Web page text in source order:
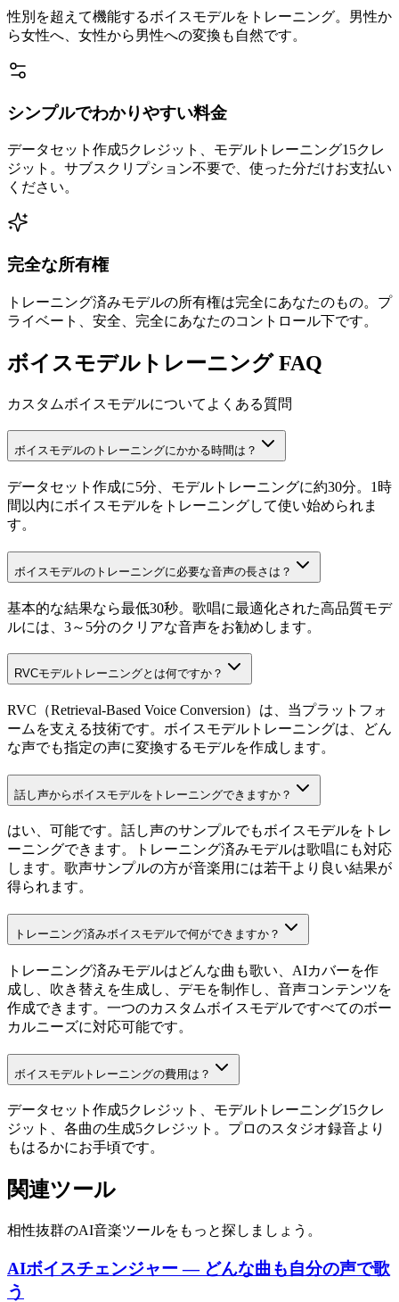
性別を超えて機能するボイスモデルをトレーニング。男性か
ら女性へ、女性から男性への変換も自然です。
シンプルでわかりやすい料金
データセット作成5クレジット、モデルトレーニング15クレ
ジット。サブスクリプション不要で、使った分だけお支払い
ください。
完全な所有権
トレーニング済みモデルの所有権は完全にあなたのもの。プ
ライベート、安全、完全にあなたのコントロール下です。
ボイスモデルトレーニング FAQ
カスタムボイスモデルについてよくある質問
ボイスモデルのトレーニングにかかる時間は？
データセット作成に5分、モデルトレーニングに約30分。1時
間以内にボイスモデルをトレーニングして使い始められま
す。
ボイスモデルのトレーニングに必要な音声の長さは？
基本的な結果なら最低30秒。歌唱に最適化された高品質モデ
ルには、3～5分のクリアな音声をお勧めします。
RVCモデルトレーニングとは何ですか？
RVC（Retrieval-Based Voice Conversion）は、当プラットフォ
ームを支える技術です。ボイスモデルトレーニングは、どん
な声でも指定の声に変換するモデルを作成します。
話し声からボイスモデルをトレーニングできますか？
はい、可能です。話し声のサンプルでもボイスモデルをトレ
ーニングできます。トレーニング済みモデルは歌唱にも対応
します。歌声サンプルの方が音楽用には若干より良い結果が
得られます。
トレーニング済みボイスモデルで何ができますか？
トレーニング済みモデルはどんな曲も歌い、AIカバーを作
成し、吹き替えを生成し、デモを制作し、音声コンテンツを
作成できます。一つのカスタムボイスモデルですべてのボー
カルニーズに対応可能です。
ボイスモデルトレーニングの費用は？
データセット作成5クレジット、モデルトレーニング15クレ
ジット、各曲の生成5クレジット。プロのスタジオ録音より
もはるかにお手頃です。
関連ツール
相性抜群のAI音楽ツールをもっと探しましょう。
AIボイスチェンジャー — どんな曲も自分の声で歌
う